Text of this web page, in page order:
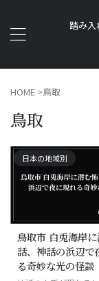
踏み入
HOME >鳥取
鳥取
日本の地域別
鳥取市 白兎海岸
話、神話の浜辺で
る奇妙な光の怪談